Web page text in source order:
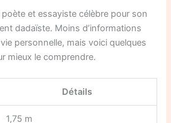
et essayiste célèbre pour son
dadaïste. Moins d’informations
personnelle, mais voici quelques
mieux le comprendre.
Détails
1,75 m